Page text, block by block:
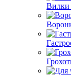
Вилки